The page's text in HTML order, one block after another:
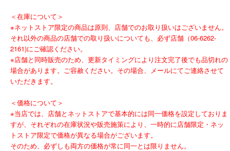
＜在庫について＞
※ネットストア限定の商品は原則、店舗でのお取り扱いはございません。
それ以外の商品の店舗での取り扱いについても、必ず店舗（06-6262-
2161)にご確認ください。
※店舗と同時販売のため、更新タイミングにより注文完了後でも品切れの
場合があります。ご容赦ください。その場合、メールにてご連絡させて
いただきます。
＜価格について＞
※当店では、店舗とネットストアで基本的には同一価格を設定しておりま
すが、それぞれの在庫状況や販売施策により、一時的に店舗限定・ネッ
トストア限定で価格が異なる場合がございます。
そのため、必ずしも両方の価格が常に同一とは限りません。